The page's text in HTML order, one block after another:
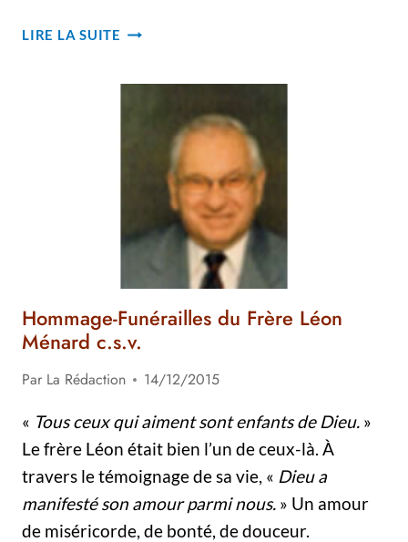
LIRE LA SUITE EXPÉRIENCE
Hommage-Funérailles du Frère Léon
Ménard c.s.v.
Par La Rédaction
14/12/2015
« Tous ceux qui aiment sont enfants de Dieu. »
Le frère Léon était bien l’un de ceux-là. À
travers le témoignage de sa vie, « Dieu a
manifesté son amour parmi nous. » Un amour
de miséricorde, de bonté, de douceur.